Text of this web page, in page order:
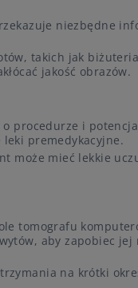
niezbędne
takich jak
jakość obrazów.
procedurze i
premedykacyjne.
może mieć lekkie
tomografu
aby zapobiec jej
na krótki